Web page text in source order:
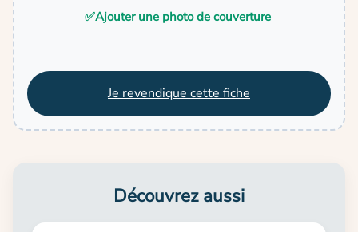
✅Ajouter une photo de couverture
Je revendique cette fiche
Découvrez aussi